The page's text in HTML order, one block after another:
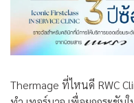
Thermage ที่ไหนดี RWC